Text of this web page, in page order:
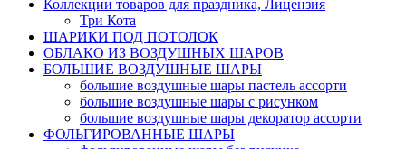
Коллекции товаров для праздника, Лицензия
Три Кота
ШАРИКИ ПОД ПОТОЛОК
ОБЛАКО ИЗ ВОЗДУШНЫХ ШАРОВ
БОЛЬШИЕ ВОЗДУШНЫЕ ШАРЫ
большие воздушные шары пастель ассорти
большие воздушные шары с рисунком
большие воздушные шары декоратор ассорти
ФОЛЬГИРОВАННЫЕ ШАРЫ